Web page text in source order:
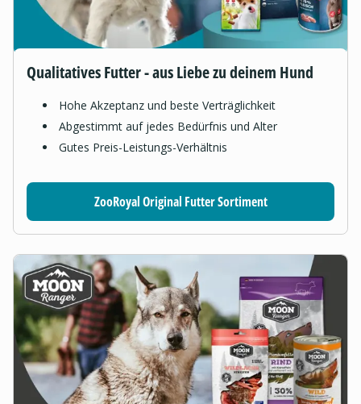
Qualitatives Futter - aus Liebe zu deinem Hund
Hohe Akzeptanz und beste Verträglichkeit
Abgestimmt auf jedes Bedürfnis und Alter
Gutes Preis-Leistungs-Verhältnis
ZooRoyal Original Futter Sortiment